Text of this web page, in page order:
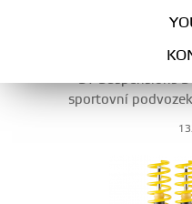
ST Suspensions
sportovní